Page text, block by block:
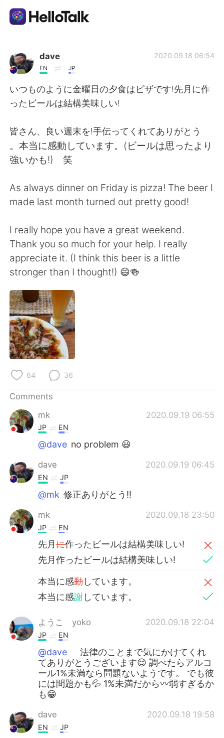
AI Grammar Checker
English
简体中文 繁體中文
Français Deutsch
日本語 한국어
Русский ไทย
Indonesia Italiano
Türkçe
Português
dave
EN JP
2020.09.18 06:54
いつものように金曜日の夕食はピザです!先月に作
ったビールは結構美味しい!
皆さん、良い週末を!手伝ってくれてありがとう
。本当に感動しています。(ビールは思ったより
強いかも!) 笑
As always dinner on Friday is pizza! The beer I
made last month turned out pretty good!
I really hope you have a great weekend.
Thank you so much for your help. I really
appreciate it. (I think this beer is a little
stronger than I thought!) 😄🍻
64 36
Comments
mk
2020.09.19 06:55
JP EN
@dave no problem 😃
dave 2020.09.19 06:45
EN JP
@mk 修正ありがとう!!
mk 2020.09.18 23:50
JP EN
先月に作ったビールは結構美味しい!
先月作ったビールは結構美味しい!
本当に感動しています。
本当に感謝しています。
ようこ yoko 2020.09.18 22:04
JP EN
@dave
法律のことまで気にかけてくれ
てありがとうございます😌 調べたらアルコ
ール1%未満なら問題ないようです。 でも彼
には問題かも💦 1%未満だから〰️弱すぎるか
も😁
dave 2020.09.18 19:58
EN JP